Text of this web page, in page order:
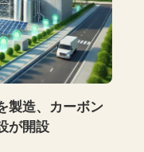
製造、カーボン
が開設